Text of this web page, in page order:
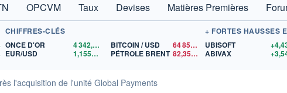
OPCVM Taux Devises Matières Premières
CHIFFRES-CLÉS
ONCE D'OR
4 342,26
$US
EUR/USD
1,1559$US
BITCOIN / USD 64 856,26
$US
PÉTROLE BRENT
82,35
$US
+ FORTES HAUSSES
UBISOFT
ABIVAX
l'acquisition de l'unité Global Payments